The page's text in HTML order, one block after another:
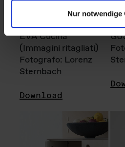
Nur notwendige
EVA Cucina
(Immagini ritagliati)
Fotografo: Lorenz
Sternbach
Download